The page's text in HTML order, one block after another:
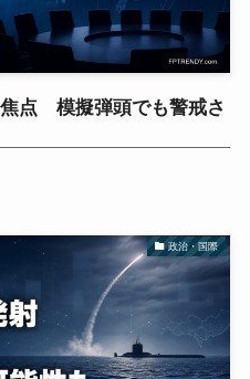
点 模擬弾頭でも警戒さ
政治・国際